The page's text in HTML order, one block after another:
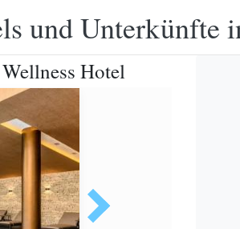
und Unterkünfte
Hotel